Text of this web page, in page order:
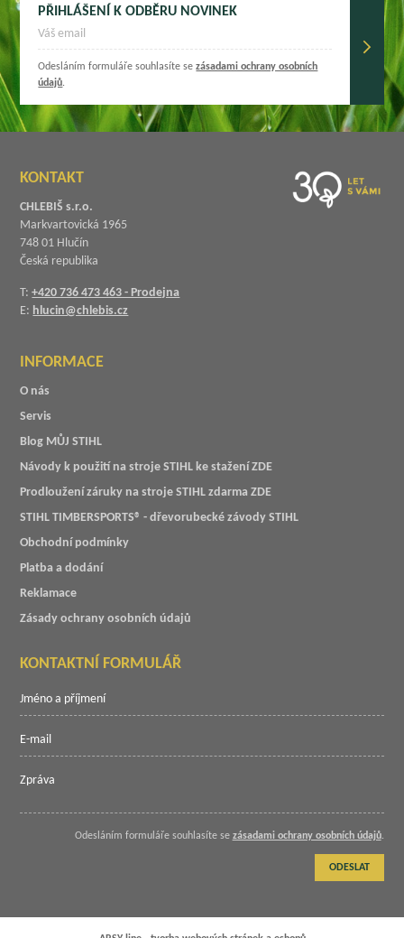
PŘIHLÁŠENÍ K ODBĚRU NOVINEK
Odesláním formuláře souhlasíte sezásadami ochrany osobních
údajů.
KONTAKT
CHLEBIŠ s.r.o.
Markvartovická 1965
748 01 Hlučín
Česká republika
T:+420 736 473 463 - Prodejna
E: hlucin@chlebis.cz
INFORMACE
O nás
Servis
Blog MŮJ STIHL
Návody k použití na stroje STIHL ke stažení ZDE
Prodloužení záruky na stroje STIHL zdarma ZDE
STIHL TIMBERSPORTS® - dřevorubecké závody STIHL
Obchodní podmínky
Platba a dodání
Reklamace
Zásady ochrany osobních údajů
KONTAKTNÍ FORMULÁŘ
Odesláním formuláře souhlasíte se zásadami ochrany osobních údajů.
ODESLAT